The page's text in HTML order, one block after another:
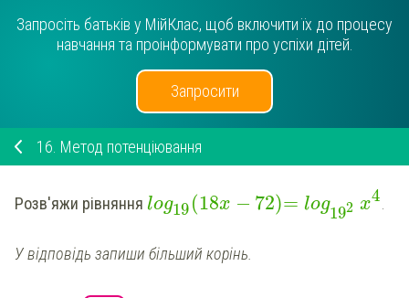
Запросіть батьків у МійКлас, щоб включити їх до процесу
навчання та проінформувати про успіхи дітей.
Запросити
16. Метод потенціювання
Розв'яжи рівняння log19(18x − 72)= log192 x4.
У відповідь запиши більший корінь.